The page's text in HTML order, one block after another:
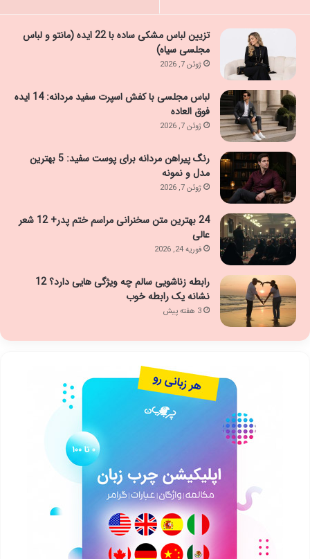
تزیین لباس مشکی ساده با 22 ایده (مانتو و لباس
مجلسی سیاه)
ژوئن 7, 2026
لباس مجلسی با کفش اسپرت سفید مردانه: 14 ایده
فوق العاده
ژوئن 7, 2026
رنگ پیراهن مردانه برای پوست سفید: 5 بهترین
مدل و نمونه
ژوئن 7, 2026
24 بهترین متن سخنرانی مراسم ختم پدر+ 12 شعر
عالی
فوریه 24, 2026
رابطه زناشویی سالم چه ویژگی هایی دارد؟ 12
نشانه یک رابطه خوب
3 هفته پیش